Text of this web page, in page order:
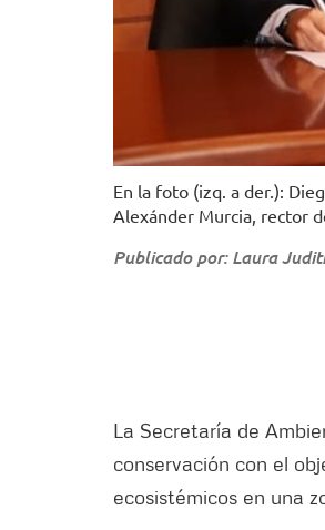
En la foto (izq. a der.):
Alexánder Murcia, rector
Publicado por: Laura
La Secretaría de
conservación con el
ecosistémicos en una